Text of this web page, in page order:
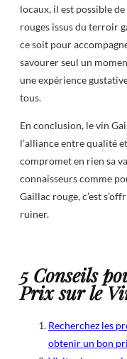
locaux, il est possible
rouges issus du terroir
ce soit pour
savourer seul un
une expérience
tous.
En conclusion, le vin
l’alliance entre qualité
compromet en rien sa
connaisseurs comme
Gaillac rouge, c’est
ruiner.
5 Conseils
Prix sur le
Recherchez les
obtenir un bon